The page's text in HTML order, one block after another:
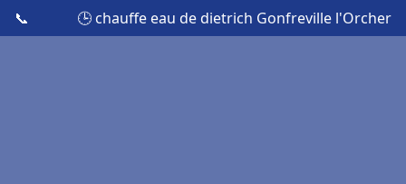
📞 🕒 chauffe eau de dietrich Gonfreville l'Orcher